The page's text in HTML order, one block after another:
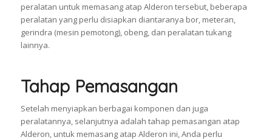
peralatan untuk memasang atap Alderon tersebut, beberapa
peralatan yang perlu disiapkan diantaranya bor, meteran,
gerindra (mesin pemotong), obeng, dan peralatan tukang
lainnya.
Tahap Pemasangan
Setelah menyiapkan berbagai komponen dan juga
peralatannya, selanjutnya adalah tahap pemasangan atap
Alderon, untuk memasang atap Alderon ini, Anda perlu